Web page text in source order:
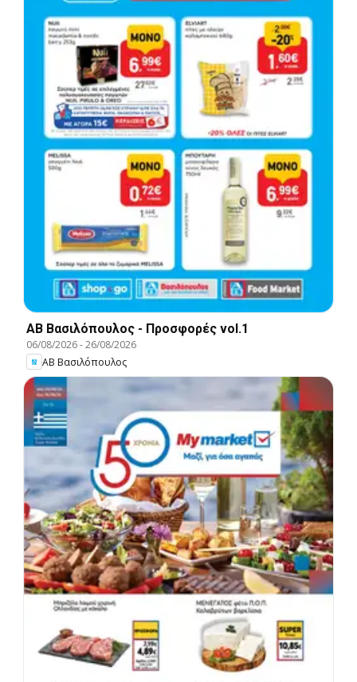
ΑΒ Βασιλόπουλος - Προσφορές vol.1
06/08/2026-26/08/2026
ΑΒ Βασιλόπουλος